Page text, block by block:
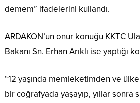
demem” ifadelerini kullandı.
ARDAKON’un onur konuğu KKTC
Bakanı Sn. Erhan Arıklı ise yaptığı
“12 yaşında memleketimden ve
bir coğrafyada yaşayıp, yıllar sonra